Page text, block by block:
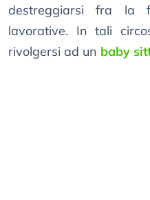
destreggiarsi fra la
lavorative. In tali
rivolgersi ad un baby